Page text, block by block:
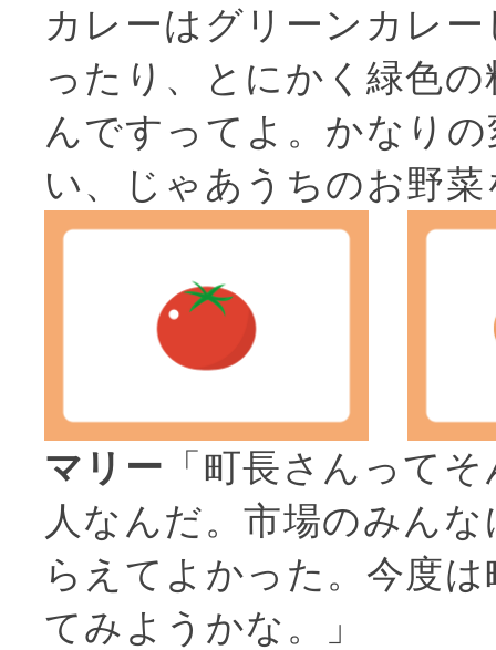
カレーはグリーンカレ
ったり、とにかく緑色
んですってよ。かなり
い、じゃあうちのお野
マリー 「町長さんって
人なんだ。市場のみん
らえてよかった。今度
てみようかな。」